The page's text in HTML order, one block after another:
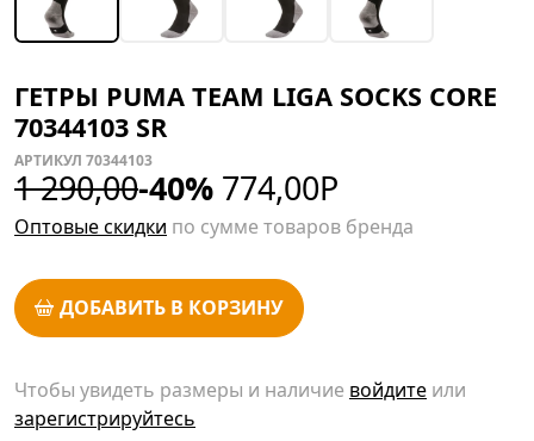
ГЕТРЫ PUMA TEAM LIGA SOCKS CORE
70344103 SR
АРТИКУЛ 70344103
1 290,00-40% 774,00Р
Оптовые скидки по сумме товаров бренда
ДОБАВИТЬ В КОРЗИНУ
Чтобы увидеть размеры и наличие войдите или
зарегистрируйтесь